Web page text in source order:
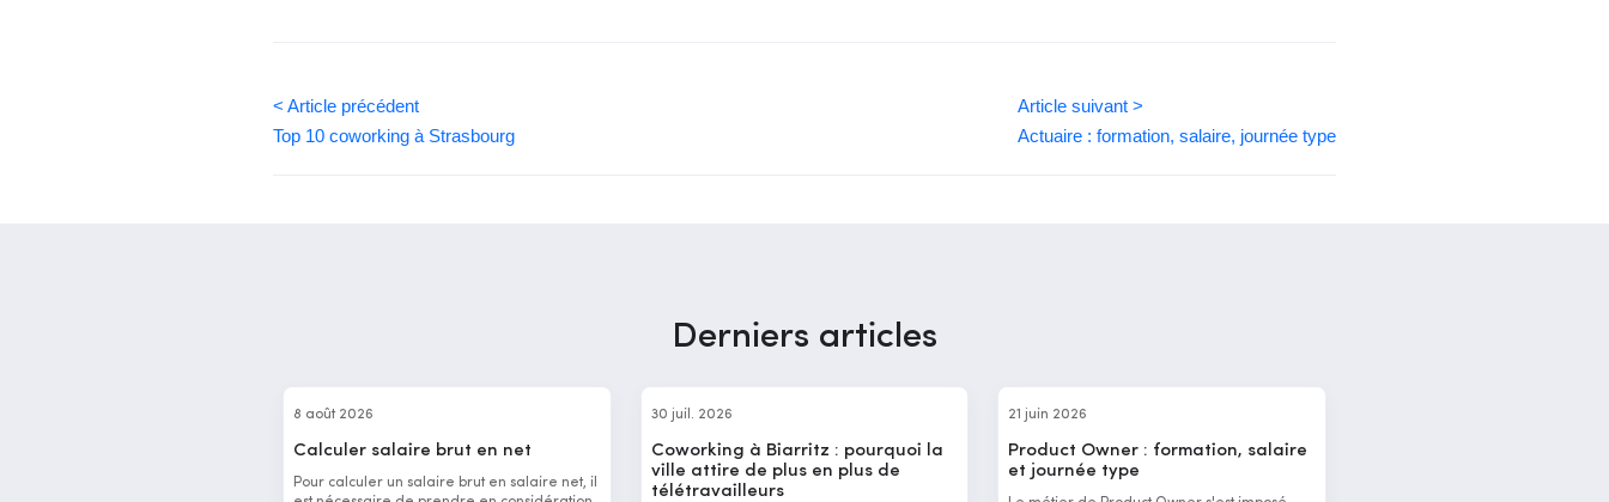
< Article précédent
Top 10 coworking à Strasbourg
Article suivant >
Actuaire : formation, salaire, journée type
Derniers articles
8 août 2026
Calculer salaire brut en net
Pour calculer un salaire brut en salaire net, il
30 juil. 2026
Coworking à Biarritz : pourquoi la
ville attire de plus en plus de
télétravailleurs
21 juin 2026
Product Owner : formation, salaire
et journée type